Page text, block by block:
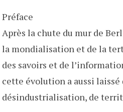
Préface
Après la chute du mur de
la mondialisation et de la
des savoirs et de
cette évolution a aussi
désindustrialisation, de